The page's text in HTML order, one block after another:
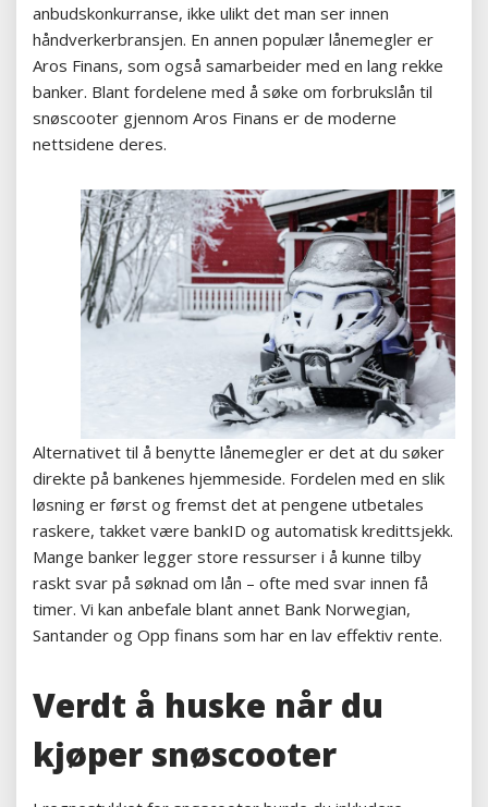
anbudskonkurranse, ikke ulikt det man ser innen
håndverkerbransjen. En annen populær lånemegler er
Aros Finans, som også samarbeider med en lang rekke
banker. Blant fordelene med å søke om forbrukslån til
snøscooter gjennom Aros Finans er de moderne
nettsidene deres.
Alternativet til å benytte lånemegler er det at du søker
direkte på bankenes hjemmeside. Fordelen med en slik
løsning er først og fremst det at pengene utbetales
raskere, takket være bankID og automatisk kredittsjekk.
Mange banker legger store ressurser i å kunne tilby
raskt svar på søknad om lån – ofte med svar innen få
timer. Vi kan anbefale blant annet Bank Norwegian,
Santander og Opp finans som har en lav effektiv rente.
Verdt å huske når du
kjøper snøscooter